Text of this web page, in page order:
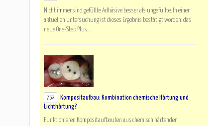
Nicht immer sind gefüllte Adhäsive besser als ungefüllte. In einer
aktuellen Untersuchung ist dieses Ergebnis bestätigt worden: das
neue One-Step Plus...
752
Kompositaufbau: Kombination chemische Härtung und
Lichthärtung?
Funktionieren Kompositaufbauten aus chemisch härtenden